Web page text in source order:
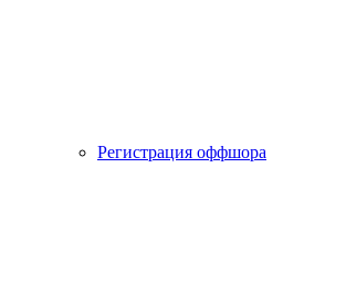
Регистрация оффшора